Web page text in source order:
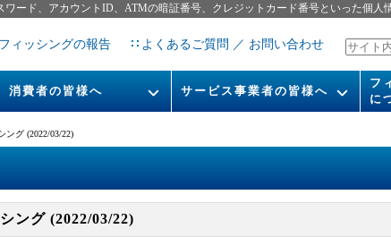
ード、アカウントID、ATMの暗証番号、クレジットカード番号といった個人
フィッシングの報告 よくあるご質問 ／ お問い合わせ
消費者の皆様へ
フィッシングとは
マンガでわかるフィッシング詐
サービス事業者の皆様へ
フ
に
ング (2022/03/22)
ング (2022/03/22)